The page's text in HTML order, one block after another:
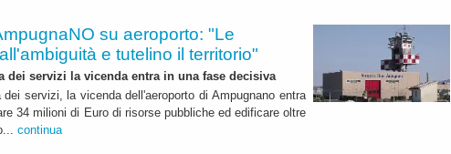
su aeroporto: "Le
e tutelino il territorio"
dei servizi la vicenda entra in una fase decisiva
servizi, la vicenda dell'aeroporto di Ampugnano entra
34 milioni di Euro di risorse pubbliche ed edificare oltre
continua